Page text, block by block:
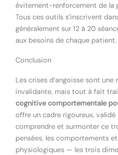
évitement-renforcement de la
Tous ces outils s’inscrivent
généralement sur 12 à 20
aux besoins de chaque patient.
Conclusion
Les crises d’angoisse sont
invalidante, mais tout à fait
cognitive comportementale
offre un cadre rigoureux,
comprendre et surmonter ce
pensées, les comportements
physiologiques — les trois